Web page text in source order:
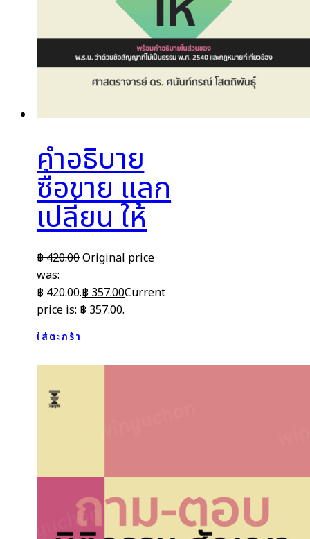
คำอธิบาย
ซื้อขาย แลก
เปลี่ยน ให้
฿420.00Original price
was:
฿ 420.00.฿ 357.00Current
price is: ฿ 357.00.
ใส่ตะกร้า